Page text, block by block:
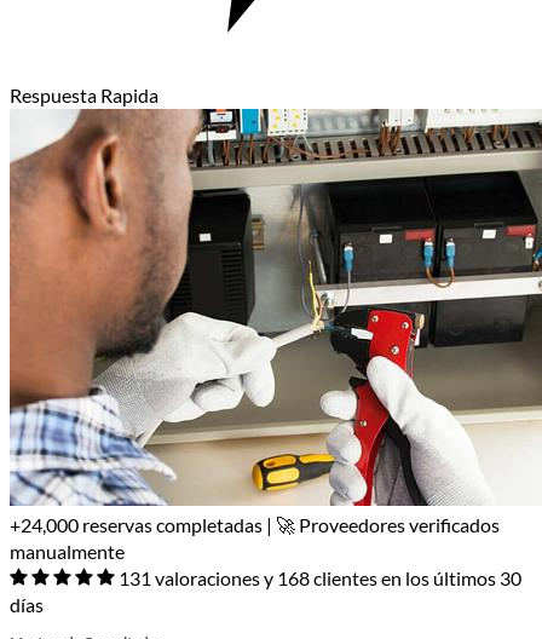
Respuesta Rapida
+24,000 reservas completadas | 🚀 Proveedores verificados
manualmente
131 valoraciones y 168 clientes en los últimos 30
días